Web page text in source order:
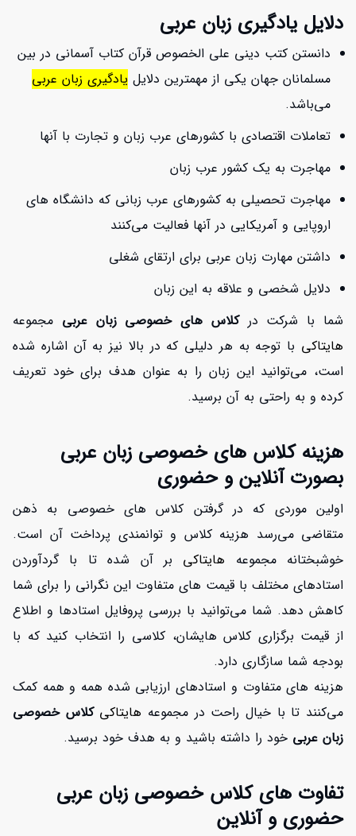
دلایل یادگیری زبان عربی
دانستن کتب دینی علی الخصوص قرآن کتاب آسمانی در بین
مسلمانان جهان یکی از مهمترین دلایل یادگیری زبان عربی
می‌باشد.
تعاملات اقتصادی با کشورهای عرب زبان و تجارت با آنها
مهاجرت به یک کشور عرب زبان
مهاجرت تحصیلی به کشورهای عرب زبانی که دانشگاه های
اروپایی و آمریکایی در آنها فعالیت می‌کنند
داشتن مهارت زبان عربی برای ارتقای شغلی
دلایل شخصی و علاقه به این زبان
شما با شرکت درکلاس های خصوصی زبان عربی مجموعه
هایتاکی با توجه به هر دلیلی که در بالا نیز به آن اشاره شده
است، می‌توانید این زبان را به عنوان هدف برای خود تعریف
کرده و به راحتی به آن برسید.
هزینه کلاس های خصوصی زبان عربی
بصورت آنلاین و حضوری
اولین موردی که در گرفتن کلاس های خصوصی به ذهن
متقاضی می‌رسد هزینه کلاس و توانمندی پرداخت آن است.
خوشبختانه مجموعه هایتاکی بر آن شده تا با گردآوردن
استادهای مختلف با قیمت های متفاوت این نگرانی را برای شما
کاهش دهد. شما می‌توانید با بررسی پروفایل استادها و اطلاع
از قیمت برگزاری کلاس هایشان، کلاسی را انتخاب کنید که با
بودجه شما سازگاری دارد.
هزینه های متفاوت و استادهای ارزیابی شده همه و همه کمک
می‌کنند تا با خیال راحت در مجموعه هایتاکیکلاس خصوصی
زبان عربی خود را داشته باشید و به هدف خود برسید.
تفاوت های کلاس خصوصی زبان عربی
حضوری و آنلاین
افزایش اعتبار